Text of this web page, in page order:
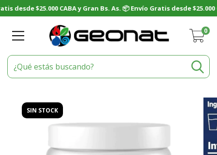
0
SIN STOCK